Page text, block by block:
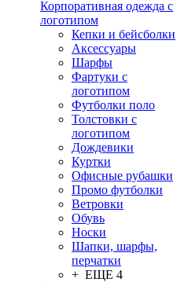
Корпоративная одежда с
логотипом
Кепки и бейсболки
Аксессуары
Шарфы
Фартуки с
логотипом
Футболки поло
Толстовки с
логотипом
Дождевики
Куртки
Офисные рубашки
Промо футболки
Ветровки
Обувь
Носки
Шапки, шарфы,
перчатки
+ ЕЩЕ 4